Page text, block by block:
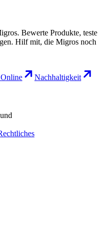
Bewerte Produkte, teste
Hilf mit, die Migros noch
Nachhaltigkeit